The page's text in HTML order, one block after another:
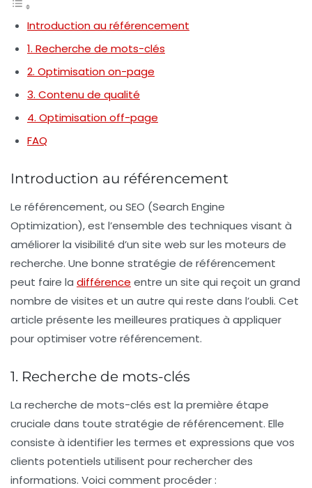
Introduction au référencement
1. Recherche de mots-clés
2. Optimisation on-page
3. Contenu de qualité
4. Optimisation off-page
FAQ
Introduction au référencement
Le référencement, ou SEO (Search Engine
Optimization), est l’ensemble des techniques visant à
améliorer la visibilité d’un site web sur les moteurs de
recherche. Une bonne stratégie de référencement
peut faire la différence entre un site qui reçoit un grand
nombre de visites et un autre qui reste dans l’oubli. Cet
article présente les meilleures pratiques à appliquer
pour optimiser votre référencement.
1. Recherche de mots-clés
La recherche de mots-clés est la première étape
cruciale dans toute stratégie de référencement. Elle
consiste à identifier les termes et expressions que vos
clients potentiels utilisent pour rechercher des
informations. Voici comment procéder :